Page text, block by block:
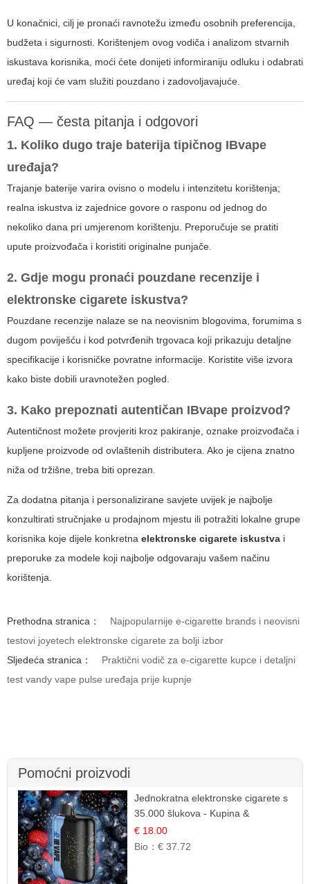
U konačnici, cilj je pronaći ravnotežu između osobnih preferencija,
budžeta i sigurnosti. Korištenjem ovog vodiča i analizom stvarnih
iskustava korisnika, moći ćete donijeti informiraniju odluku i odabrati
uređaj koji će vam služiti pouzdano i zadovoljavajuće.
FAQ — česta pitanja i odgovori
1. Koliko dugo traje baterija tipičnog IBvape
uređaja?
Trajanje baterije varira ovisno o modelu i intenzitetu korištenja;
realna iskustva iz zajednice govore o rasponu od jednog do
nekoliko dana pri umjerenom korištenju. Preporučuje se pratiti
upute proizvođača i koristiti originalne punjače.
2. Gdje mogu pronaći pouzdane recenzije i
elektronske cigarete iskustva?
Pouzdane recenzije nalaze se na neovisnim blogovima, forumima s
dugom poviješću i kod potvrđenih trgovaca koji prikazuju detaljne
specifikacije i korisničke povratne informacije. Koristite više izvora
kako biste dobili uravnotežen pogled.
3. Kako prepoznati autentičan IBvape proizvod?
Autentičnost možete provjeriti kroz pakiranje, oznake proizvođača i
kupljene proizvode od ovlaštenih distributera. Ako je cijena znatno
niža od tržišne, treba biti oprezan.
Za dodatna pitanja i personalizirane savjete uvijek je najbolje
konzultirati stručnjake u prodajnom mjestu ili potražiti lokalne grupe
korisnika koje dijele konkretna elektronske cigarete iskustva i
preporuke za modele koji najbolje odgovaraju vašem načinu
korištenja.
Prethodna stranica：
Najpopularnije e-cigarette brands i neovisni
testovi joyetech elektronske cigarete za bolji izbor
Sljedeća stranica：
Praktični vodič za e-cigarette kupce i detaljni
test vandy vape pulse uređaja prije kupnje
Pomoćni proizvodi
Jednokratna elektronske cigarete s
35.000 šlukova - Kupina &
Borovnica | Intenzivna Mješavina
Šumskog Voća
€ 18.00
Bio：€ 37.72